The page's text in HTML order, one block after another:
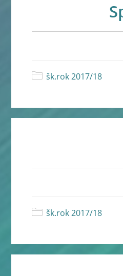
šk.rok 2017/18
šk.rok 2017/18